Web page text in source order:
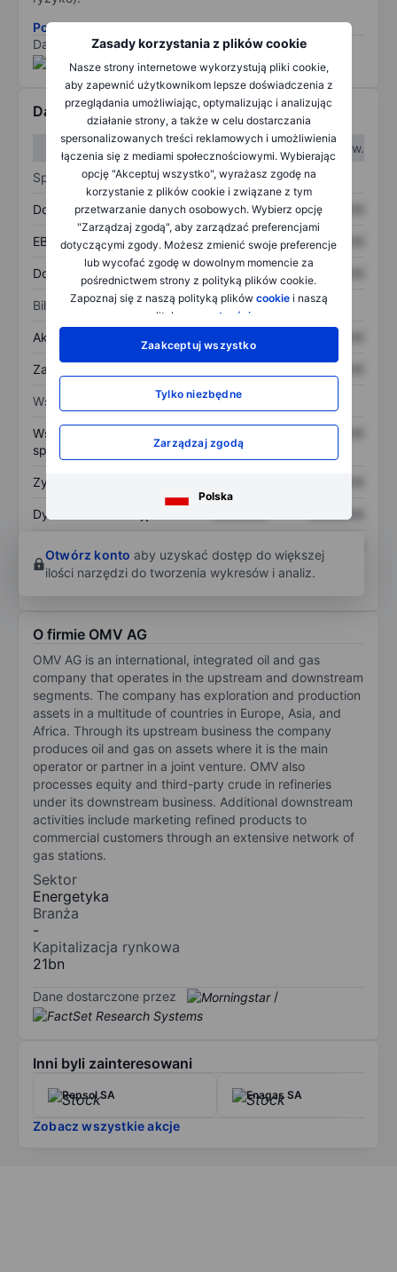
Zasady korzystania z plików cookie
Nasze strony internetowe wykorzystują pliki cookie,
aby zapewnić użytkownikom lepsze doświadczenia z
przeglądania umożliwiając, optymalizując i analizując
działanie strony, a także w celu dostarczania
spersonalizowanych treści reklamowych i umożliwienia
łączenia się z mediami społecznościowymi. Wybierając
opcję "Akceptuj wszystko", wyrażasz zgodę na
korzystanie z plików cookie i związane z tym
przetwarzanie danych osobowych. Wybierz opcję
"Zarządzaj zgodą", aby zarządzać preferencjami
dotyczącymi zgody. Możesz zmienić swoje preferencje
lub wycofać zgodę w dowolnym momencie za
pośrednictwem strony z polityką plików cookie.
Zapoznaj się z naszą polityką plików cookiei naszą
polityką
prywatności
Zaakceptuj wszystko
Tylko niezbędne
Zarządzaj zgodą
Polska
Pobierz metodologię ryzyka ESG.
Dane dostarczone przez
/
Dane finansowe
W I kw.
W II kw.
Sprawozdanie z zysków
Dochód XXXXXXX XXXXXXX
EBITDA XXXXXXX XXXXXXX
Dochód netto XXXXXXX
Bilans
Aktywa ogółem
Zadłużenie ogółem
Wskaźniki
Współczynnik cena do
sprzedaży
XXXXXXX
Zysk na akcję
Dywidenda na akcję XXXXXXX
własnego
Otwórz konto aby uzyskać dostęp do większej
ilości narzędzi do tworzenia wykresów i analiz.
O firmie OMV AG
OMV AG is an international, integrated oil and gas
company that operates in the upstream and downstream
segments. The company has exploration and production
assets in a multitude of countries in Europe, Asia, and
Africa. Through its upstream business the company
produces oil and gas on assets where it is the main
operator or partner in a joint venture. OMV also
processes equity and third-party crude in refineries
under its downstream business. Additional downstream
activities include marketing refined products to
commercial customers through an extensive network of
gas stations.
Sektor
Energetyka
Branża
-
Kapitalizacja rynkowa
21bn
Dane dostarczone przez /
Inni byli zainteresowani
Repsol SA Enagas SA
Zobacz wszystkie akcje